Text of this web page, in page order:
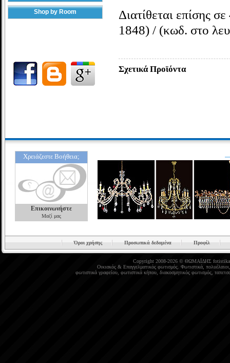
Shop by Room
Διατίθεται επίσης
1848) / (κωδ. στο
Σχετικά Προϊόντα
Χρειάζεστε Βοήθεια;
Επικοινωνήστε
Μαζί μας
Όροι χρήσης Προσωπικά δεδομένα Προφίλ
Copyright 2008-2026 © ΘΩΜΑΪΔΗΣ
Οικιακός& Επαγγελματικός φωτισμός. Φωτιστικά, πολυέλαιοι
φωτιστικά γραφείου, φωτιστικά κήπου, διακοσμητικός φωτισμός,